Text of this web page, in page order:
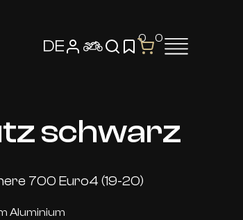
DE 0 0
schwarz
700 Euro4 (19-20)
Aluminium